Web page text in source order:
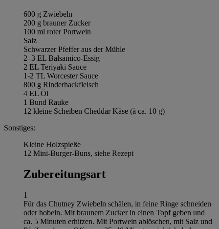
600 g Zwiebeln
200 g brauner Zucker
100 ml roter Portwein
Salz
Schwarzer Pfeffer aus der Mühle
2–3 EL Balsamico-Essig
2 EL Teriyaki Sauce
1-2 TL Worcester Sauce
800 g Rinderhackfleisch
4 EL Öl
1 Bund Rauke
12 kleine Scheiben Cheddar Käse (à ca. 10 g)
Sonstiges:
Kleine Holzspieße
12 Mini-Burger-Buns, siehe Rezept
Zubereitungsart
1
Für das Chutney Zwiebeln schälen, in feine Ringe schneiden
oder hobeln. Mit braunem Zucker in einen Topf geben und
ca. 5 Minuten erhitzen. Mit Portwein ablöschen, mit Salz und